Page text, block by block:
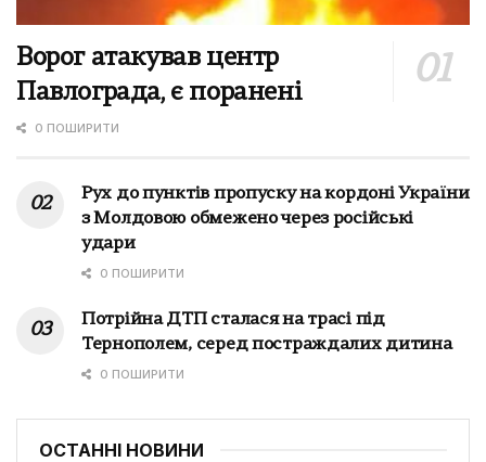
Ворог атакував центр
Павлограда, є поранені
0 ПОШИРИТИ
Рух до пунктів пропуску на кордоні України
з Молдовою обмежено через російські
удари
0 ПОШИРИТИ
Потрійна ДТП сталася на трасі під
Тернополем, серед постраждалих дитина
0 ПОШИРИТИ
ОСТАННІ НОВИНИ